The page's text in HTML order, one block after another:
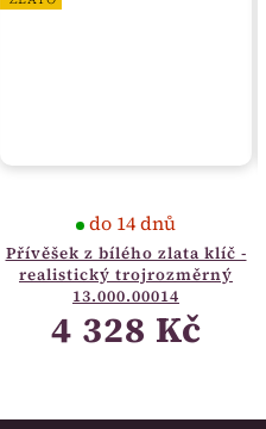
Přívěšek z bílého zlata klíč -
realistický trojrozměrný
13.000.00014
do 14 dnů
4 328 Kč